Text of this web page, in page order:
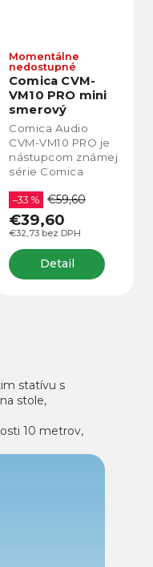
Statív s Boom
Arm ramenom
pre smartphone
SKLADOM V PRAHE
€49,26 bez DPH
€59,60
Do košíka
Spoločne s
ramenom TH04 ide
o najlepšie
riešenie pre záber
smartfónu, či
ľahkej kamerky.
Stojan s Boom
smartfón ponúka
maximálnu
statívu s
stole,
10 metrov,